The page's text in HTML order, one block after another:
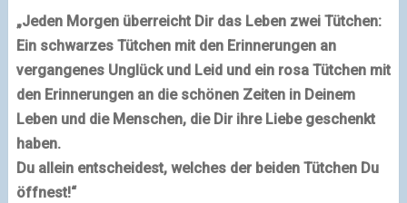
„Jeden Morgen überreicht Dir das Leben zwei Tütchen:
Ein schwarzes Tütchen mit den Erinnerungen an
vergangenes Unglück und Leid und ein rosa Tütchen mit
den Erinnerungen an die schönen Zeiten in Deinem
Leben und die Menschen, die Dir ihre Liebe geschenkt
haben.
Du allein entscheidest, welches der beiden Tütchen Du
öffnest!“